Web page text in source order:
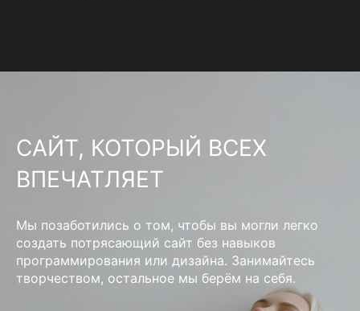
САЙТ, КОТОРЫЙ ВСЕХ
ВПЕЧАТЛЯЕТ
Мы позаботились о том, чтобы вы могли легко
создать потрясающий сайт без навыков
программирования или дизайна. Занимайтесь
творчеством, остальное мы берём на себя.